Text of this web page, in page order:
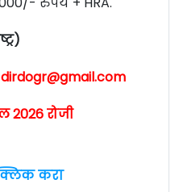
dirdogr@gmail.com
2026 रोजी
करा